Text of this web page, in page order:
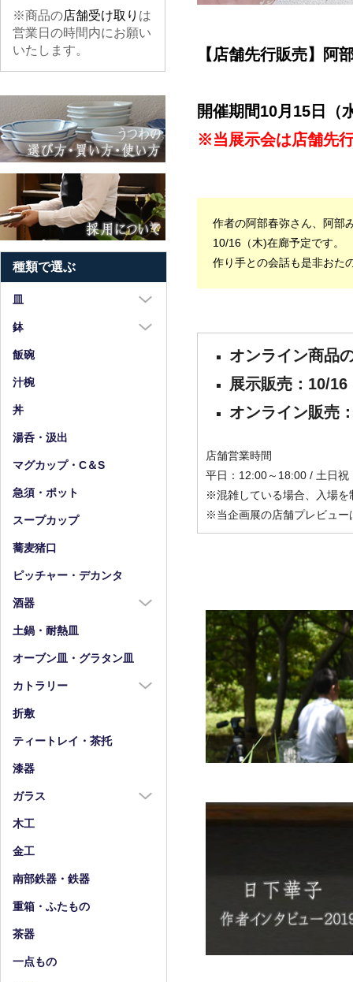
【店舗先行販売】阿
開催期間10月15日（
※当展示会は店舗先
作者の阿部春弥さん、阿部
10/16（木)在廊予定です。
作り手との会話も是非おた
オンライン商品
展示販売：10/
オンライン販売
店舗営業時間
平日：12:00～18:00 / 土日
※混雑している場合、入場を
※当企画展の店舗プレビュー
※商品の店舗受け取り は
営業日の時間内にお願い
いたします。
種類で選ぶ
皿
大皿（8寸以上）
中皿（5～7寸）
小皿（4寸以下）
鉢
大鉢（8寸以上）
中鉢（5～7寸）
飯碗
汁椀
丼
湯呑・汲出
マグカップ・C＆S
急須・ポット
スープカップ
蕎麦猪口
ピッチャー・デカンタ
酒器
酒器全商品
徳利
土鍋・耐熱皿
オーブン皿・グラタン皿
カトラリー
カトラリー全商品
箸
箸置
折敷
ティートレイ・茶托
漆器
ガラス
ガラス全商品
グラス
ガラス皿
木工
金工
南部鉄器・鉄器
重箱・ふたもの
茶器
一点もの